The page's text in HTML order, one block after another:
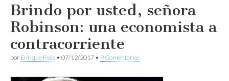
Brindo por usted, señora
Robinson: una economista a
contracorriente
por Enrique Feás • 07/12/2017 • 9 Comentarios